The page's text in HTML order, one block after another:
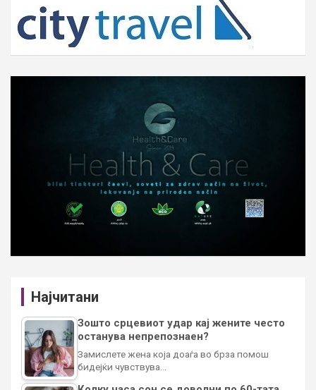
h
Најчитани
Зошто срцевиот удар кај жените често
останува непрепознаен?
Замислете жена која доаѓа во брза помош
бидејќи чувствува…